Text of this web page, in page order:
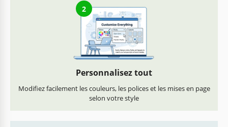
2
Personnalisez tout
Modifiez facilement les couleurs, les polices et les mises en page
selon votre style